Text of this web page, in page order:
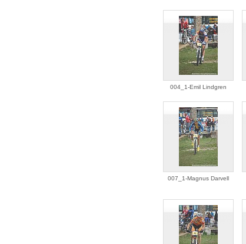
004_1-Emil Lindgren
007_1-Magnus Darvell